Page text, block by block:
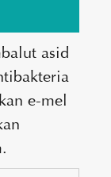
asid
e-mel